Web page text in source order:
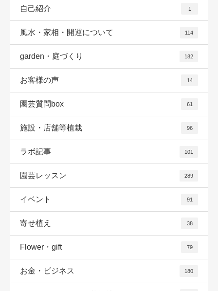
自己紹介 1
風水・家相・開運について 114
garden・庭づくり 182
お客様の声 14
園芸質問box 61
施設・店舗等植栽 96
ラボ記事 101
園芸レッスン 289
イベント 91
寄せ植え 38
Flower・gift 79
お金・ビジネス 180